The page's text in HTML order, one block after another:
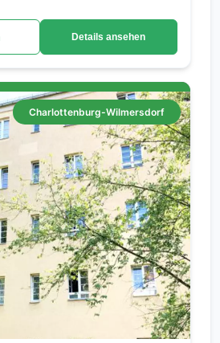
Details ansehen
Charlottenburg-Wilmersdorf